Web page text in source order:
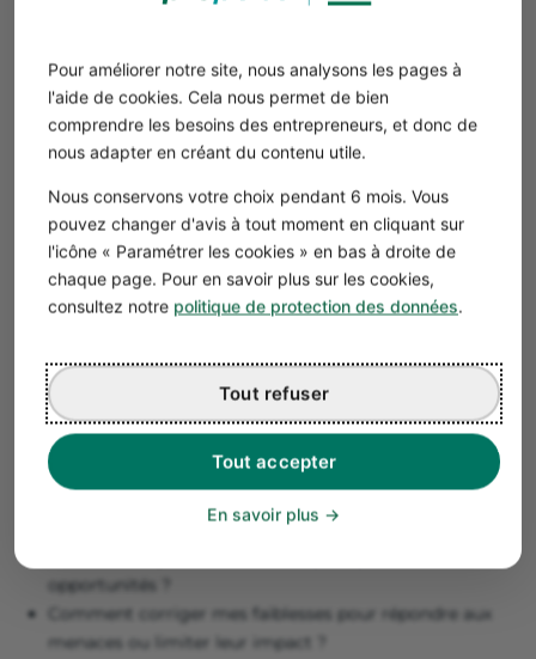
Pour améliorer notre site, nous analysons les pages à
l'aide de cookies. Cela nous permet de bien
comprendre les besoins des entrepreneurs, et donc de
nous adapter en créant du contenu utile.
Nous conservons votre choix pendant 6 mois. Vous
pouvez changer d'avis à tout moment en cliquant sur
l'icône « Paramétrer les cookies » en bas à droite de
chaque page. Pour en savoir plus sur les cookies,
consultez notre politique de protection des données.
Tout accepter
Tout refuser
En savoir plus
Téléchargez notre Étude de marché
de l'intérim gratuitement
Étape 3 : Analyser les données de l’analyse
Vous avez rempli la matrice SWOT, vous pouvez analyser
répondre à ces trois questions :
opportunités ?
Comment corriger mes faiblesses pour répondre aux
menaces ou limiter leur impact ?